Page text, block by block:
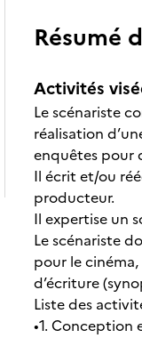
Résumé
Activités
Le scénariste
réalisation
enquêtes pour
Il écrit et/ou
producteur.
Il expertise un
Le scénariste
pour le
d’écriture
Liste des
•1.